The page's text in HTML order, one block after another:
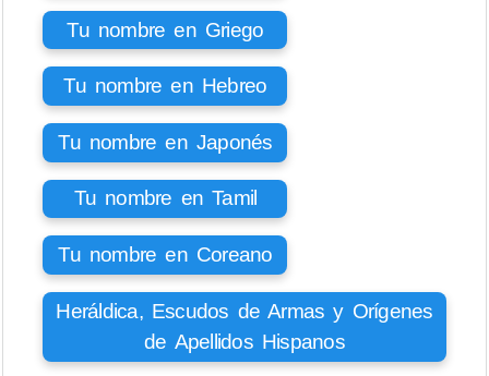
Tu nombre en Griego
Tu nombre en Hebreo
Tu nombre en Japonés
Tu nombre en Tamil
Tu nombre en Coreano
Heráldica, Escudos de Armas y Orígenes
de Apellidos Hispanos